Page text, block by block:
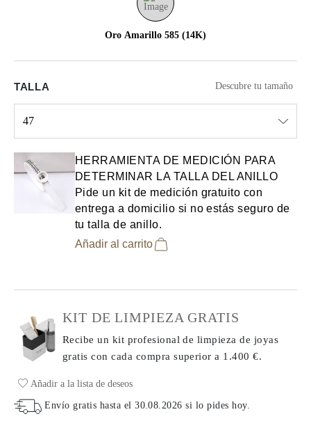
Oro Amarillo 585 (14K)
TALLA Descubre tu tamaño
47
HERRAMIENTA DE MEDICIÓN PARA
DETERMINAR LA TALLA DEL ANILLO
Pide un kit de medición gratuito con
entrega a domicilio si no estás seguro de
tu talla de anillo.
Añadir al carrito
KIT DE LIMPIEZA GRATIS
Recibe un kit profesional de limpieza de joyas
gratis con cada comprasuperior a 1.400 €.
Añadir a la lista de deseos
Envío gratis hasta el30.08.2026 si lo pides hoy.